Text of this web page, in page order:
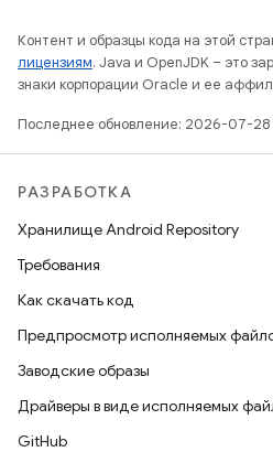
Контент и образцы кода на этой
лицензиям. Java и OpenJDK – это
знаки корпорации Oracle и ее
Последнее обновление: 2026-07-28
РАЗРАБОТКА
Хранилище Android Repository
Требования
Как скачать код
Предпросмотр исполняемых
Заводские образы
Драйверы в виде исполняемых
GitHub